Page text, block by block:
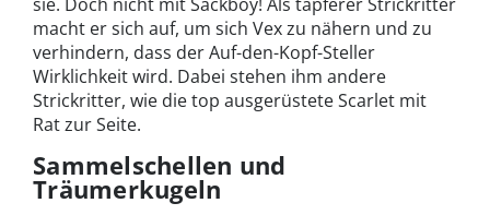
macht er sich auf, um sich Vex zu nähern und zu
verhindern, dass der Auf-den-Kopf-Steller
Wirklichkeit wird. Dabei stehen ihm andere
Strickritter, wie die top ausgerüstete Scarlet mit
Rat zur Seite.
Sammelschellen und
Träumerkugeln